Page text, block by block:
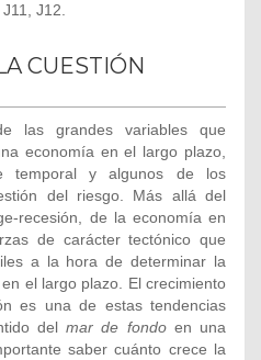
J12.
CUESTIÓN
las grandes variables que
economía en el largo plazo,
temporal y algunos de los
del riesgo. Más allá del
recesión, de la economía en
de carácter tectónico que
a la hora de determinar la
el largo plazo. El crecimiento
es una de estas tendencias
delmar de fondoen una
saber cuánto crece la